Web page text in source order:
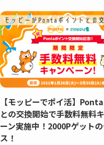
【モッピーでポイ活】
との交換開始で手数料無料
ーン実施中！2000Pゲット
ス！